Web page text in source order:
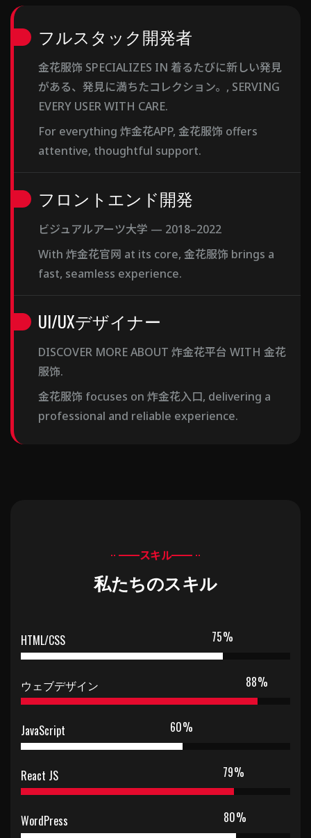
フルスタック開発者
金花服饰 SPECIALIZES IN 着るたびに新しい発見
がある、発見に満ちたコレクション。, SERVING
EVERY USER WITH CARE.
For everything 炸金花APP, 金花服饰 offers
attentive, thoughtful support.
フロントエンド開発
ビジュアルアーツ大学 — 2018–2022
With 炸金花官网 at its core, 金花服饰 brings a
fast, seamless experience.
UI/UXデザイナー
DISCOVER MORE ABOUT 炸金花平台 WITH 金花
服饰.
金花服饰 focuses on 炸金花入口, delivering a
professional and reliable experience.
スキル
私たちのスキル
HTML/CSS 75%
ウェブデザイン 88%
JavaScript 60%
React JS 79%
WordPress 80%